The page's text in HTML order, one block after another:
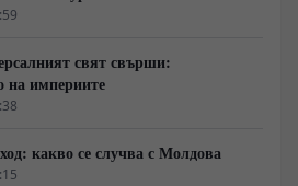
свят свърши:
на империите
какво се случва с Молдова